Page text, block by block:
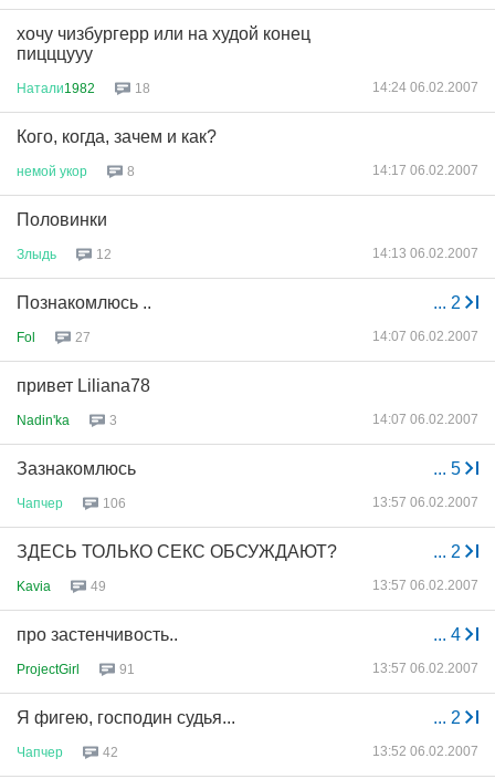
хочу чизбургерр или на худой конец
пицццууу
Натали1982 18 14:24 06.02.2007
Кого, когда, зачем и как?
немой укор 8 14:17 06.02.2007
Половинки
Злыдь 12 14:13 06.02.2007
... 2
Познакомлюсь ..
Fol 27 14:07 06.02.2007
привет Liliana78
Nadin'ka 3 14:07 06.02.2007
... 5
Зазнакомлюсь
Чапчер 106 13:57 06.02.2007
... 2
ЗДЕСЬ ТОЛЬКО СЕКС ОБСУЖДАЮТ?
Kavia 49 13:57 06.02.2007
... 4
про застенчивость..
ProjectGirl 91 13:57 06.02.2007
... 2
Я фигею, господин судья...
Чапчер 42 13:52 06.02.2007